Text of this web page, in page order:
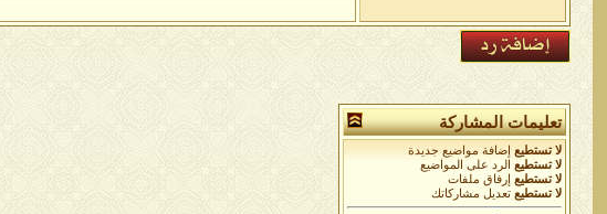
تعليمات المشاركة
لا تستطيع
إضافة مواضيع جديدة
لا تستطيع
الرد على المواضيع
لا تستطيع
إرفاق ملفات
لا تستطيع تعديل مشاركاتك